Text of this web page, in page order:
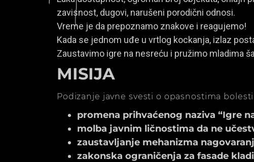
zavisnost, dugovi, narušeni porodični odnosi.
Vreme je da prepoznamo znakove i reagujemo!
Kada se jednom uđe u vrtlog kockanja, izlaz
Zaustavimo igre na nesreću i pružimo mladima
MISIJA
Podizanje javne svesti o opasnostima
promena prihvaćenog naziva “Igre
molba javnim ličnostima da ne
zaustavljanje mehanizma
zakonska ograničenja za fasade